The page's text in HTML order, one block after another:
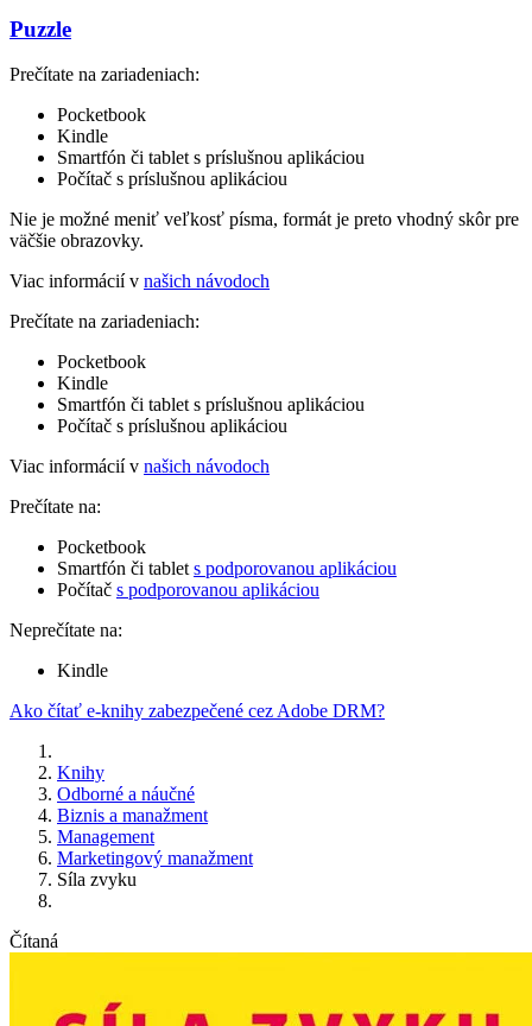
Puzzle
Prečítate na zariadeniach:
Pocketbook
Kindle
Smartfón či tablet s príslušnou aplikáciou
Počítač s príslušnou aplikáciou
Nie je možné meniť veľkosť písma, formát je preto vhodný skôr pre
väčšie obrazovky.
Viac informácií v našich návodoch
Prečítate na zariadeniach:
Pocketbook
Kindle
Smartfón či tablet s príslušnou aplikáciou
Počítač s príslušnou aplikáciou
Viac informácií v našich návodoch
Prečítate na:
Pocketbook
Smartfón či tablet s podporovanou aplikáciou
Počítač s podporovanou aplikáciou
Neprečítate na:
Kindle
Ako čítať e-knihy zabezpečené cez Adobe DRM?
Knihy
Odborné a náučné
Biznis a manažment
Management
Marketingový manažment
Síla zvyku
Čítaná